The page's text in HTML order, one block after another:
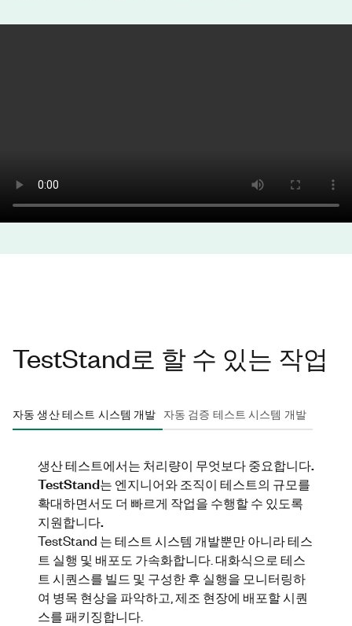
TestStand로 할 수 있는 작업
자동 생산 테스트 시스템 개발 자동 검증 테스트 시스템 개발
생산 테스트에서는 처리량이 무엇보다 중요합니다.
TestStand는 엔지니어와 조직이 테스트의 규모를
확대하면서도 더 빠르게 작업을 수행할 수 있도록
지원합니다.
TestStand 는 테스트 시스템 개발뿐만 아니라 테스
트 실행 및 배포도 가속화합니다. 대화식으로 테스
트 시퀀스를 빌드 및 구성한 후 실행을 모니터링하
여 병목 현상을 파악하고, 제조 현장에 배포할 시퀀
스를 패키징합니다.